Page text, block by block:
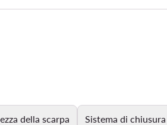
della scarpa Sistema di chiusura